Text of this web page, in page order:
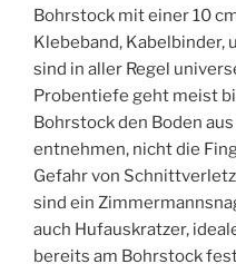
Bohrstock mit einer 10
Klebeband, Kabelbinder,
sind in aller Regel
Probentiefe geht meist
Bohrstock den Boden
entnehmen, nicht die
Gefahr von
sind ein
auch Hufauskratzer,
bereits am Bohrstock